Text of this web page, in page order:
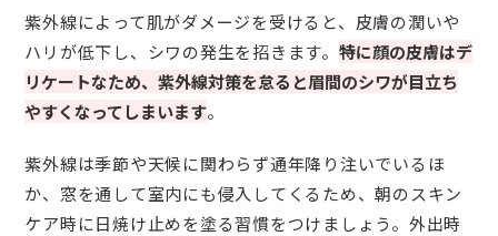
紫外線によって肌がダメージを受けると、皮膚の潤いや
ハリが低下し、シワの発生を招きます。 特に顔の皮膚はデ
リケートなため、紫外線対策を怠ると眉間のシワが目立ち
やすくなってしまいます。
紫外線は季節や天候に関わらず通年降り注いでいるほ
か、窓を通して室内にも侵入してくるため、朝のスキン
ケア時に日焼け止めを塗る習慣をつけましょう。外出時